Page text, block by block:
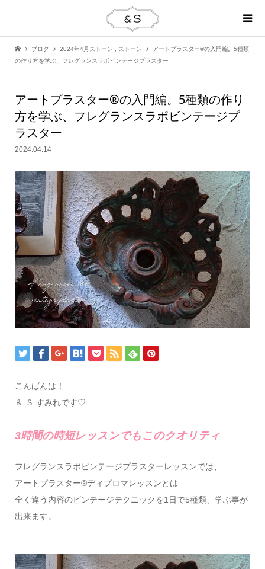
ブログ 2024年4月ストーン ストーン
アートプラスター®の入門編。5種類
の作り方を学ぶ、フレグランスラボビンテージプラスター
アートプラスター®の入門編。5種類の作り
方を学ぶ、フレグランスラボビンテージプ
ラスター
2024.04.14
こんばんは！
＆ Ｓ すみれです♡
3時間の時短レッスンでもこのクオリティ
フレグランスラボビンテージプラスターレッスンでは、
アートプラスター®ディプロマレッスンとは
全く違う内容のビンテージテクニックを1日で5種類、学ぶ事が
出来ます。